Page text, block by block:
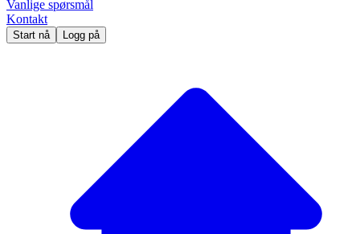
Vanlige spørsmål
Kontakt
Start nå Logg på